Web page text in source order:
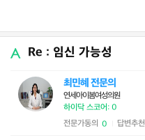
Re : 임신 가능성
최민혜 전문의
연세아이봄여성의원
하이닥 스코어: 0
전문가동의 0 답변추천